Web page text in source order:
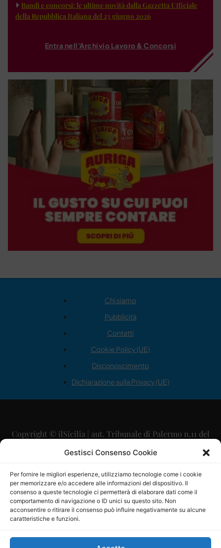
Gestisci Consenso Cookie
Per fornire le migliori esperienze, utilizziamo tecnologie come i cookie
per memorizzare e/o accedere alle informazioni del dispositivo. Il
consenso a queste tecnologie ci permetterà di elaborare dati come il
comportamento di navigazione o ID unici su questo sito. Non
acconsentire o ritirare il consenso può influire negativamente su alcune
caratteristiche e funzioni.
Bandi e concorsi: le ultime novità dalla Gazzetta Ufficiale
della Repubblica Italiana del 23 giugno 2026
Entra nell'Archivio Lavoro & Concorsi
Chi siamo
Pubblicità
Contatti
Cookie Policy (UE)
Disconoscimento
Dichiarazione sulla Privacy (UE)
Copyright © ilSicilia | aut. Tribunale di Palermo n.11 del
29/09/2015
Direttore Editoriale: Maurizio Scaglione
Direttore Responsabile: Maria Calabrese
P.IVA: 06334930820